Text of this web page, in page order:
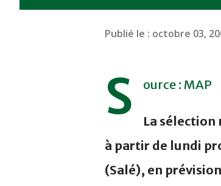
Publié le : octobre 03,
S ource : MAP
La
à partir de lundi
(Salé), en